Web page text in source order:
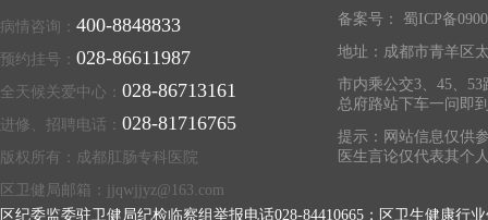
病情咨询： 400-8848833
预约挂号： 028-86611987
全天候关爱中心： 028-86713161
进修、招聘电话： 028-81716765
版权所有：成都肛肠专科医院
区卫健局邮箱：jjqwjjyz@163.com
备案号：
蜀ICP备
地址：成都市青羊区
市内乘公交3、45、
总府路站下车一问即
提示：网站信息仅供
医生言论仅代表其个
区纪委监委驻卫健局纪检临察组举报电话028-84410665；区卫生健康行